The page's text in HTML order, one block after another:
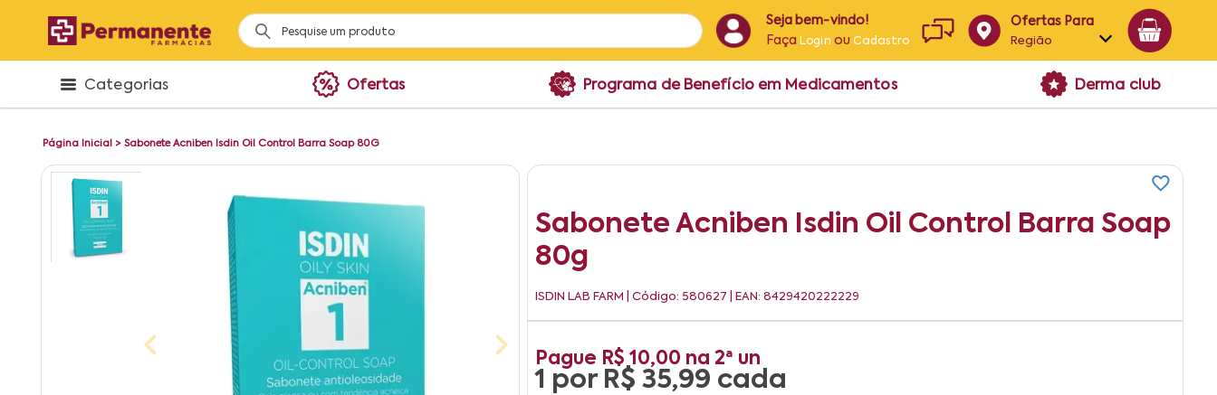
Seja bem-vindo!
Faça Login ouCadastro
Ofertas Para
Região
Alagoas
Categorias Ofertas Programa de Benefício em Medicamentos Derma club
Página Inicial > Sabonete Acniben Isdin Oil Control Barra Soap 80G
Sabonete Acniben Isdin Oil Control Barra Soap
80g
ISDIN LAB FARM | Código: 580627 | EAN: 8429420222229
Pague R$ 10,00 na 2ª un
1 por R$ 35,99 cada